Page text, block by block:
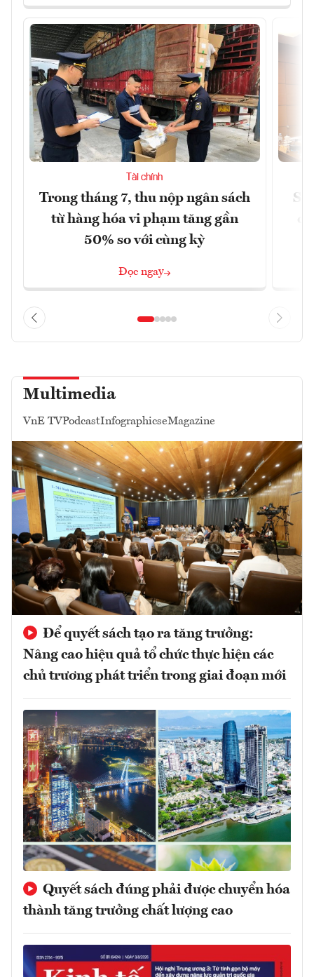
Tài chính
Trong tháng 7, thu nộp ngân sách
từ hàng hóa vi phạm tăng gần
50% so với cùng kỳ
Đọc ngay
Multimedia
VnE TVPodcastInfographicseMagazine
Để quyết sách tạo ra tăng trưởng:
Nâng cao hiệu quả tổ chức thực hiện các
chủ trương phát triển trong giai đoạn mới
Quyết sách đúng phải được chuyển hóa
thành tăng trưởng chất lượng cao